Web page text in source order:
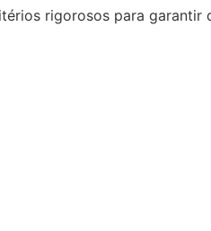
rigorosos para garantir